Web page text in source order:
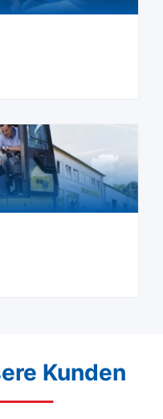
Kunden